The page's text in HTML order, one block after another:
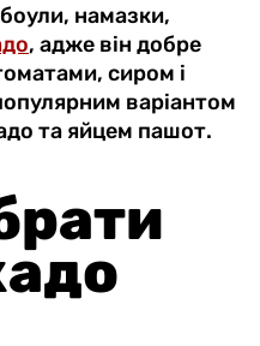
намазки,
, адже він добре
сиром і
варіантом
та яйцем пашот.